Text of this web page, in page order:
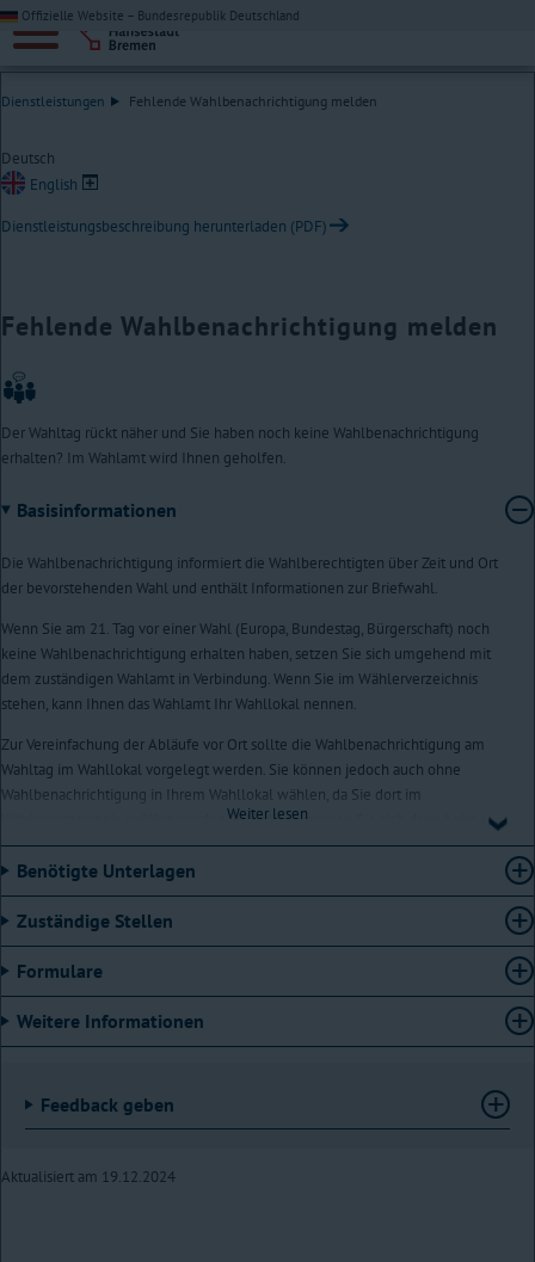
Offizielle Website – Bundesrepublik Deutschland
Dienstleistungen Fehlende Wahlbenachrichtigung melden
Deutsch
English
Dienstleistungsbeschreibung herunterladen (PDF)
Fehlende Wahlbenachrichtigung melden
Der Wahltag rückt näher und Sie haben noch keine Wahlbenachrichtigung
erhalten? Im Wahlamt wird Ihnen geholfen.
Basisinformationen
Die Wahlbenachrichtigung informiert die Wahlberechtigten über Zeit und Ort
der bevorstehenden Wahl und enthält Informationen zur Briefwahl.
Wenn Sie am 21. Tag vor einer Wahl (Europa, Bundestag, Bürgerschaft) noch
keine Wahlbenachrichtigung erhalten haben, setzen Sie sich umgehend mit
dem zuständigen Wahlamt in Verbindung. Wenn Sie im Wählerverzeichnis
stehen, kann Ihnen das Wahlamt Ihr Wahllokal nennen.
Zur Vereinfachung der Abläufe vor Ort sollte die Wahlbenachrichtigung am
Wahltag im Wahllokal vorgelegt werden. Sie können jedoch auch ohne
Wahlbenachrichtigung in Ihrem Wahllokal wählen, da Sie dort im
Wählerverzeichnis geführt werden. Allerdings müssen Sie sich dann beim
Wahlvorstand ausweisen.
Voraussetzungen
Damit Sie eine Wahlbenachrichtigung erhalten, müssen Sie im
Wählerverzeichnis stehen. Im Wählerverzeichnis werden alle
Wahlberechtigten einer Wahl geführt. Die Grundlage des
Wählerverzeichnisses ist das Einwohnermelderegister. Sie müssen also
gemeldet sein und die Wahlberechtigung der jeweiligen Wahl erfüllen, um
ins Wählerverzeichnis aufgenommen zu werden.
Weiter lesen
Benötigte Unterlagen
Zuständige Stellen
Formulare
Weitere Informationen
Feedback geben
Aktualisiert am 19.12.2024